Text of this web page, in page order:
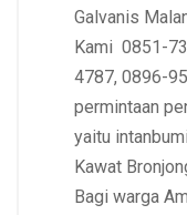
Galvanis
Kami 0851-
4787, 0896-
permintaan
yaitu
Kawat
Bagi warga